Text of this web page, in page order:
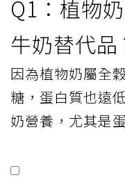
Q1：植物
牛奶替代品
因為植物奶屬全
糖，蛋白質也遠
奶營養，尤其是